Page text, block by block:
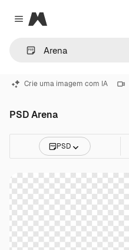
Close menu
Magnific
Crie uma imagem com IA
PSD Arena
PSD